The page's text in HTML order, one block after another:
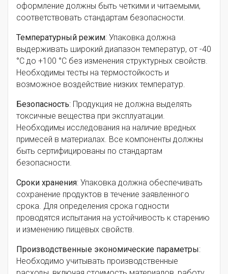
оформление должны быть четкими и читаемыми,
соответствовать стандартам безопасности.
Температурный режим: Упаковка должна
выдерживать широкий диапазон температур, от -40
°C до +100 °C без изменения структурных свойств.
Необходимы тесты на термостойкость и
возможное воздействие низких температур.
Безопасность: Продукция не должна выделять
токсичные вещества при эксплуатации.
Необходимы исследования на наличие вредных
примесей в материалах. Все компоненты должны
быть сертифицированы по стандартам
безопасности.
Сроки хранения: Упаковка должна обеспечивать
сохранение продуктов в течение заявленного
срока. Для определения срока годности
проводятся испытания на устойчивость к старению
и изменению пищевых свойств.
Производственные экономические параметры:
Необходимо учитывать производственные